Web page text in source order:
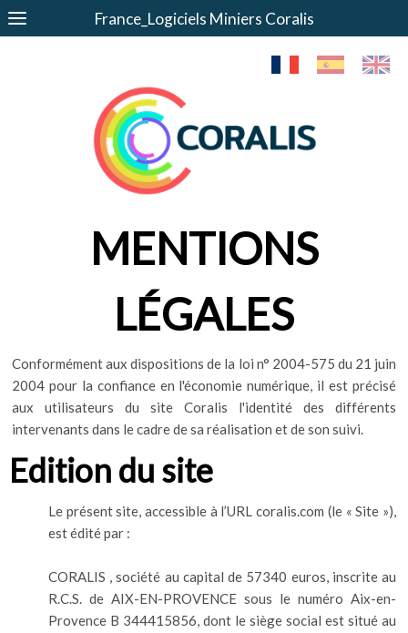
France_Logiciels Miniers Coralis
MENTIONS
LÉGALES
Conformément aux dispositions de la loi n° 2004-575 du 21 juin
2004 pour la confiance en l'économie numérique, il est précisé
aux utilisateurs du site Coralis l'identité des différents
intervenants dans le cadre de sa réalisation et de son suivi.
Edition du site
Le présent site, accessible à l’URL coralis.com (le « Site »),
est édité par :
CORALIS , société au capital de 57340 euros, inscrite au
R.C.S. de AIX-EN-PROVENCE sous le numéro Aix-en-
Provence B 344415856, dont le siège social est situé au